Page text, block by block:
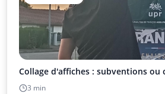
Collage d'affiches : subventions ou
3 min